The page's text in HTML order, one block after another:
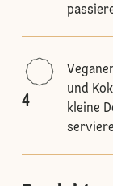
4
und
kleine